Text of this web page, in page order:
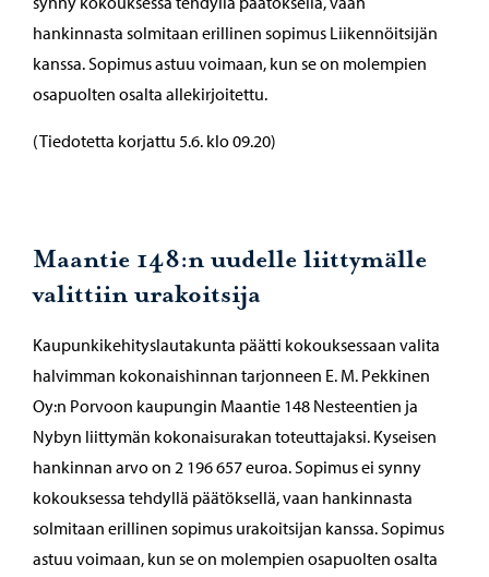
hankinnasta solmitaan erillinen sopimus Liikennöitsijän
kanssa. Sopimus astuu voimaan, kun se on molempien
osapuolten osalta allekirjoitettu.
(Tiedotetta korjattu 5.6. klo 09.20)
Maantie 148:n uudelle liittymälle
valittiin urakoitsija
Kaupunkikehityslautakunta päätti kokouksessaan valita
halvimman kokonaishinnan tarjonneen E. M. Pekkinen
Oy:n Porvoon kaupungin Maantie 148 Nesteentien ja
Nybyn liittymän kokonaisurakan toteuttajaksi. Kyseisen
hankinnan arvo on 2 196 657 euroa. Sopimus ei synny
kokouksessa tehdyllä päätöksellä, vaan hankinnasta
solmitaan erillinen sopimus urakoitsijan kanssa. Sopimus
astuu voimaan, kun se on molempien osapuolten osalta